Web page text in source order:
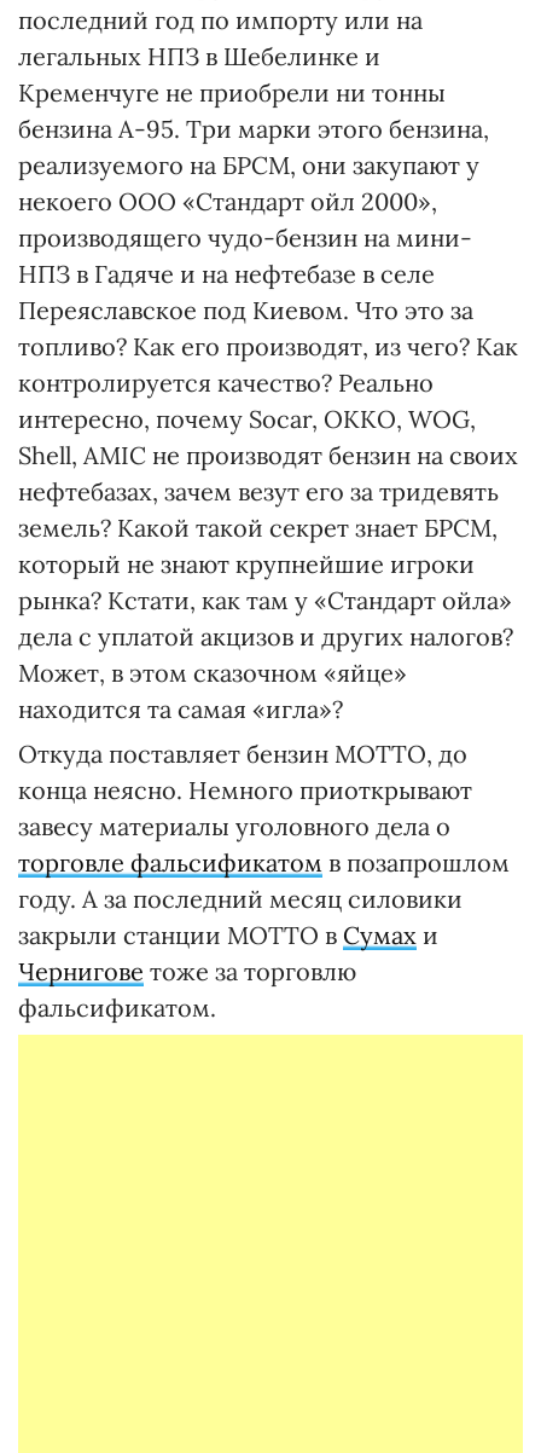
последний год по импорту или на
легальных НПЗ в Шебелинке и
Кременчуге не приобрели ни тонны
бензина А-95. Три марки этого бензина,
реализуемого на БРСМ, они закупают у
некоего ООО «Стандарт ойл 2000»,
производящего чудо-бензин на мини-
НПЗ в Гадяче и на нефтебазе в селе
Переяславское под Киевом. Что это за
топливо? Как его производят, из чего? Как
контролируется качество? Реально
интересно, почему Socar, ОККО, WOG,
Shell, AMIC не производят бензин на своих
нефтебазах, зачем везут его за тридевять
земель? Какой такой секрет знает БРСМ,
который не знают крупнейшие игроки
рынка? Кстати, как там у «Стандарт ойла»
дела с уплатой акцизов и других налогов?
Может, в этом сказочном «яйце»
находится та самая «игла»?
Откуда поставляет бензин МОТТО, до
конца неясно. Немного приоткрывают
завесу материалы уголовного дела о
торговле фальсификатом в позапрошлом
году. А за последний месяц силовики
закрыли станции МОТТО в Сумах и
Чернигове тоже за торговлю
фальсификатом.